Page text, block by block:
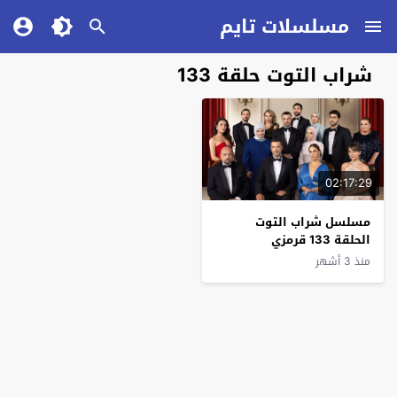
مسلسلات تايم
شراب التوت حلقة 133
02:17:29
مسلسل شراب التوت
الحلقة 133 قرمزي
منذ 3 أشهر